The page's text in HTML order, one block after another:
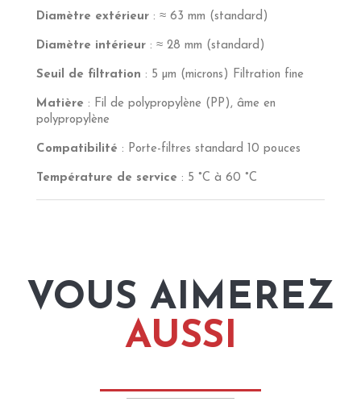
Diamètre extérieur : ≈ 63 mm (standard)
Diamètre intérieur : ≈ 28 mm (standard)
Seuil de filtration : 5 µm (microns) Filtration fine
Matière : Fil de polypropylène (PP), âme en
polypropylène
Compatibilité : Porte-filtres standard 10 pouces
Température de service : 5 °C à 60 °C
VOUS AIMEREZ
AUSSI